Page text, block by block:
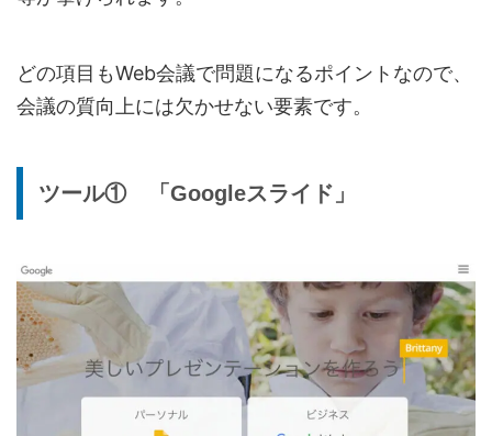
どの項目もWeb会議で問題になるポイントなので、
会議の質向上には欠かせない要素です。
ツール① 「Googleスライド」